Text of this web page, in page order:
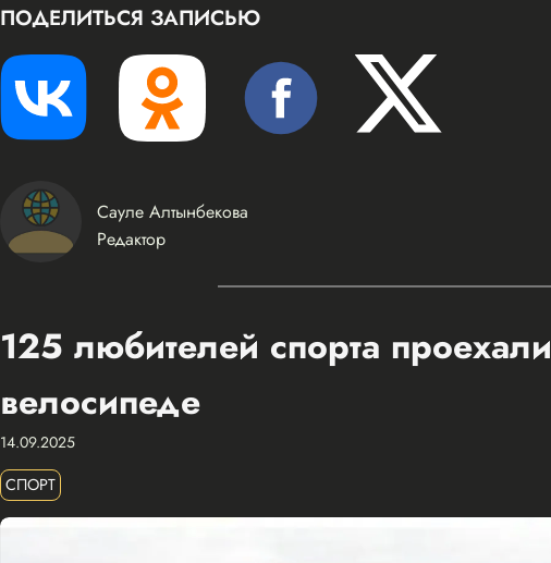
ПОДЕЛИТЬСЯ ЗАПИСЬЮ
Сауле Алтынбекова
Редактор
125 любителей спорта
велосипеде
14.09.2025
СПОРТ